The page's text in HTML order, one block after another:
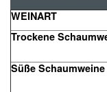
WEINART
Trockene
Süße